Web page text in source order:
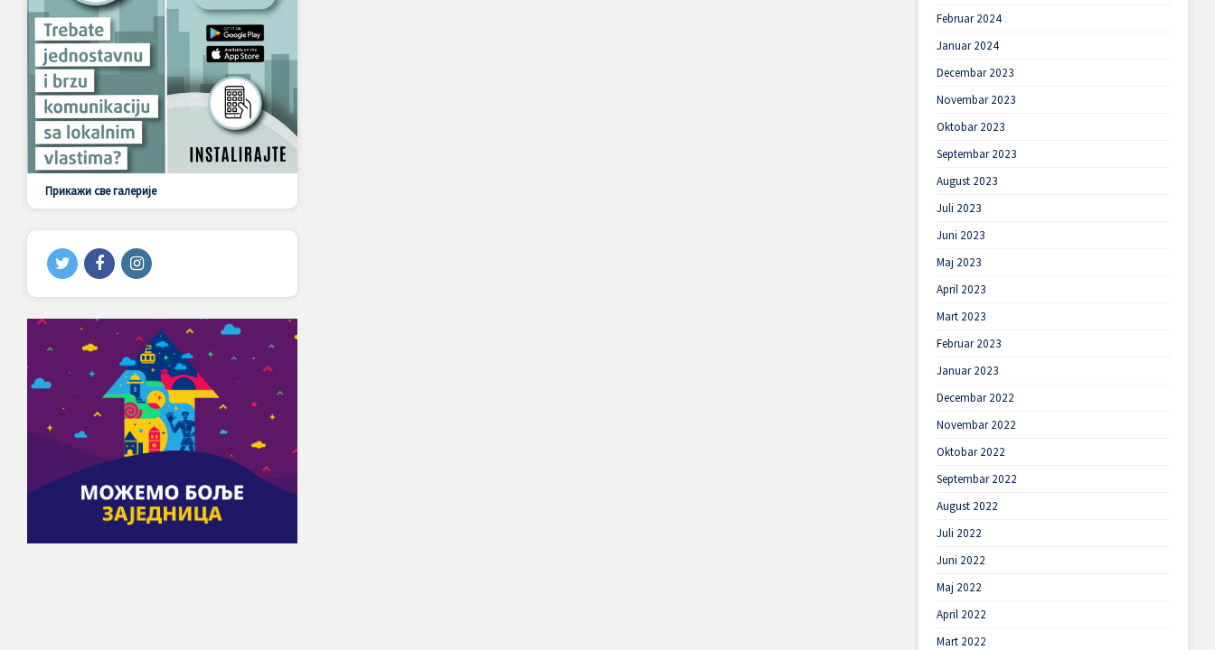
Прикажи све галерије
Februar 2024
Januar 2024
Decembar 2023
Novembar 2023
Oktobar 2023
Septembar 2023
August 2023
Juli 2023
Juni 2023
Maj 2023
April 2023
Mart 2023
Februar 2023
Januar 2023
Decembar 2022
Novembar 2022
Oktobar 2022
Septembar 2022
August 2022
Juli 2022
Juni 2022
Maj 2022
April 2022
Mart 2022